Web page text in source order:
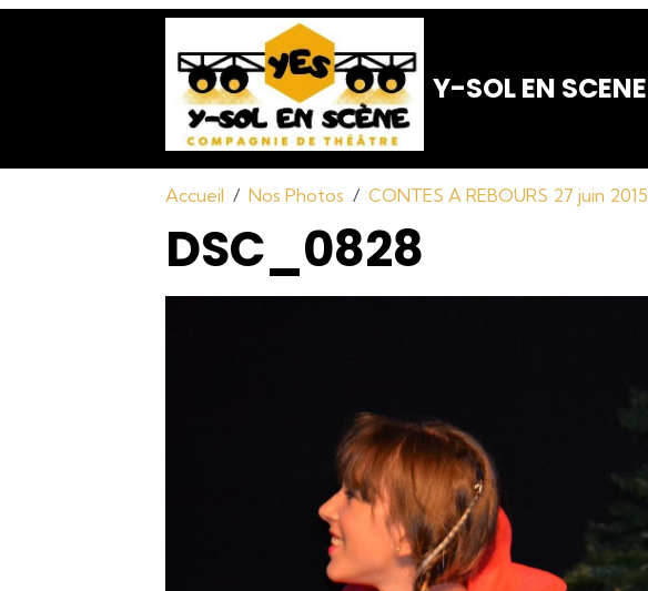
Y-SOL EN SCENE
Accueil Nos Photos CONTES A REBOURS 27 juin 2015
DSC_0828